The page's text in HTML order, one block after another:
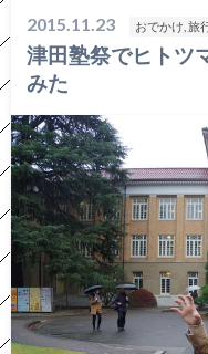
2015.11.23 おでかけ, 旅
津田塾祭でヒトツ
みた